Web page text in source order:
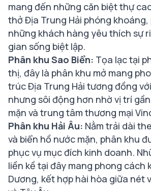
mang đến những căn biệt thự
thở Địa Trung Hải phóng
những khách hàng yêu thích sự
gian sống biệt lập.
Phân khu Sao Biển: Tọa lạc tại
thị, đây là phân khu mở mang
trúc Địa Trung Hải tương đồng
nhưng sôi động hơn nhờ vị trí
mặn và trung tâm thương mại
Phân khu Hải Âu: Nằm trải dài
và biển hồ nước mặn, phân khu
phục vụ mục đích kinh doanh.
liền kề tại đây mang phong cách
Dương, kết hợp hài hòa giữa nét